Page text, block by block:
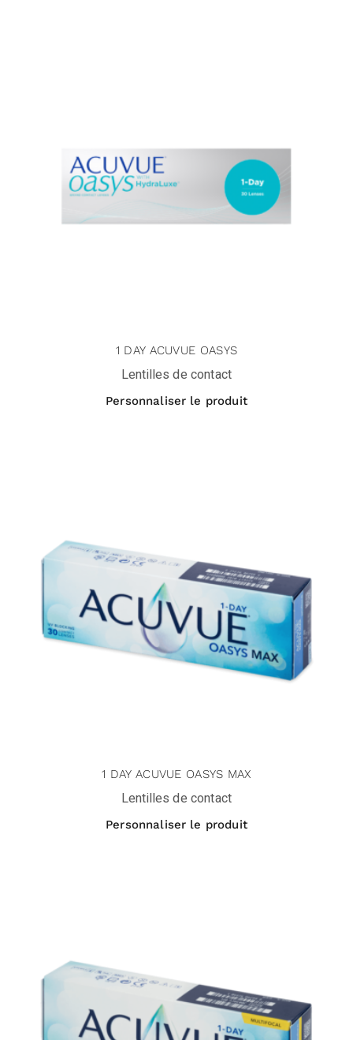
1 DAY ACUVUE OASYS
Lentilles de contact
Personnaliser le produit
1 DAY ACUVUE OASYS MAX
Lentilles de contact
Personnaliser le produit